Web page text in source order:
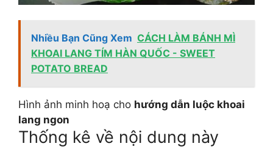
Nhiều Bạn Cũng Xem CÁCH LÀM BÁNH MÌ
KHOAI LANG TÍM HÀN QUỐC - SWEET
POTATO BREAD
Hình ảnh minh hoạ cho hướng dẫn luộc khoai
lang ngon
Thống kê về nội dung này